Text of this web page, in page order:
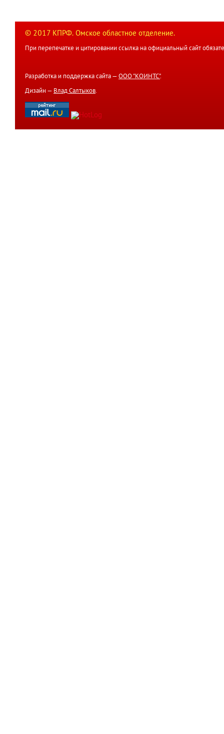
© 2017 КПРФ. Омское областное отделение.
При перепечатке и цитировании ссылка на официальный сайт
Разработка и поддержка сайта — ООО "КОИНТС".
Дизайн — Влад Салтыков.